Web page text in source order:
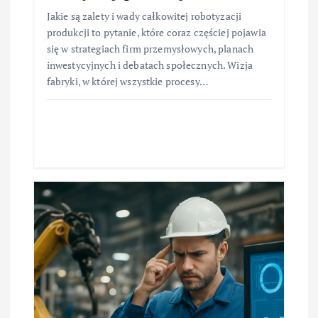
Jakie są zalety i wady całkowitej robotyzacji
produkcji to pytanie, które coraz częściej pojawia
się w strategiach firm przemysłowych, planach
inwestycyjnych i debatach społecznych. Wizja
fabryki, w której wszystkie procesy…